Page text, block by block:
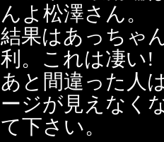
んよ松澤さん。
結果はあっちゃ
利。これは凄い!
あと間違った人
ージが見えなく
て下さい。